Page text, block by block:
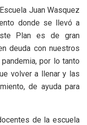
Juan Wasquez
donde se llevó a
Plan es de gran
deuda con nuestros
por lo tanto
volver a llenar y las
de ayuda para
de la escuela